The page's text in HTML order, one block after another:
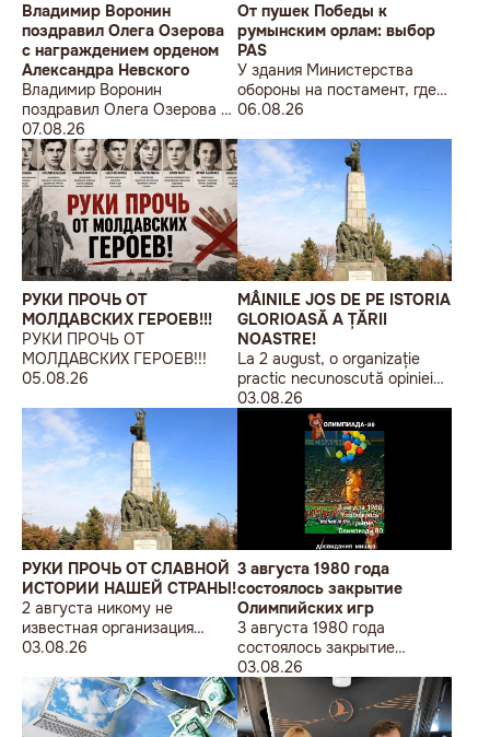
Владимир Воронин
поздравил Олега Озерова
с награждением орденом
Александра Невского
Владимир Воронин
поздравил Олега Озерова с
награждением орденом
Александра Невского
07.08.26
От пушек Победы к
румынским орлам: выбор
PAS
У здания Министерства
обороны на постамент, где
прежде стояла знаменитая
мужчина возложил букет
цветов.
06.08.26
РУКИ ПРОЧЬ ОТ
МОЛДАВСКИХ ГЕРОЕВ!!!
РУКИ ПРОЧЬ ОТ
МОЛДАВСКИХ ГЕРОЕВ!!!
05.08.26
MÂINILE JOS DE PE ISTORIA
GLORIOASĂ A ȚĂRII
NOASTRE!
La 2 august, o organizație
practic necunoscută opiniei
publice, autointitulată „Liga
Studenților Basarabeni”, a
organizat la Chișinău o
acțiune de protest modestă,
sub sloganul „În Uniunea
Europeană fără monumente
sovietice”.
03.08.26
РУКИ ПРОЧЬ ОТ СЛАВНОЙ
ИСТОРИИ НАШЕЙ СТРАНЫ!
2 августа никому не
известная организация
«Лига бессарабских
Кишиневе малочисленную
акцию «В Европейский Союз
без советских памятников».
03.08.26
3 августа 1980 года
состоялось закрытие
Олимпийских игр
3 августа 1980 года
состоялось закрытие
Олимпийских игр
03.08.26